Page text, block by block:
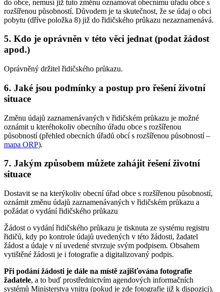
do obce, nemusí již tuto změnu oznamovat obecnímu úřadu obce s
rozšířenou působností. Důvodem je ta skutečnost, že se údaj o obci
pobytu (dříve položka 8) již do řidičského průkazu nezaznamenává.
5. Kdo je oprávněn v této věci jednat (podat žádost
apod.)
Oprávněný držitel řidičského průkazu.
6. Jaké jsou podmínky a postup pro řešení životní
situace
Změnu údajů zaznamenávaných v řidičském průkazu je možné
oznámit u kteréhokoliv obecního úřadu obce s rozšířenou
působností (přehled obecních úřadů obcí s rozšířenou působností –
mapa ORP).
7. Jakým způsobem můžete zahájit řešení životní
situace
Dostavit se na kterýkoliv obecní úřad obce s rozšířenou působností,
oznámit změnu údajů zaznamenávaných v řidičském průkazu a
požádat o vydání řidičského průkazu
Žádost o vydání řidičského průkazu je tisknuta ze systému registru
řidičů, kdy po kontrole údajů uvedených v této žádosti, žadatel
žádost a údaje v ní uvedené stvrzuje svým podpisem. Obsahem
vytištěné žádosti je i fotografie a digitalizovaný podpis.
Při podání žádosti je dále na místě zajišťována fotografie
žadatele, a to buď prostřednictvím agendových informačních
systémů Ministerstva vnitra (pokud je zde fotografie již k dispozici).